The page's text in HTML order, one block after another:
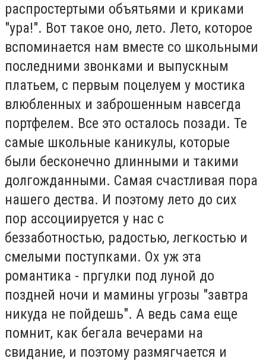
распростертыми объятьями и криками
"ура!". Вот такое оно, лето. Лето, которое
вспоминается нам вместе со школьными
последними звонками и выпускным
платьем, с первым поцелуем у мостика
влюбленных и заброшенным навсегда
портфелем. Все это осталось позади. Те
самые школьные каникулы, которые
были бесконечно длинными и такими
долгожданными. Самая счастливая пора
нашего дества. И поэтому лето до сих
пор ассоциируется у нас с
беззаботностью, радостью, легкостью и
смелыми поступками. Ох уж эта
романтика - пргулки под луной до
поздней ночи и мамины угрозы "завтра
никуда не пойдешь". А ведь сама еще
помнит, как бегала вечерами на
свидание, и поэтому размягчается и